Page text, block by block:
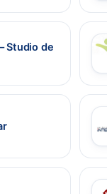
Studio de